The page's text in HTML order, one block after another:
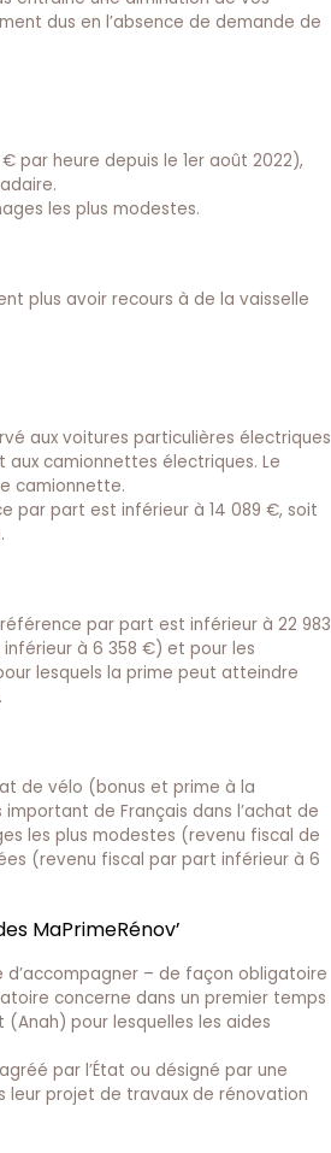
dus en l’absence de demande de
par heure depuis le 1er août 2022),
les plus modestes.
plus avoir recours à de la vaisselle
aux voitures particulières électriques
camionnettes électriques. Le
camionnette.
par part est inférieur à 14 089 €, soit
par part est inférieur à 22 983
à 6 358 €) et pour les
lesquels la prime peut atteindre
de vélo (bonus et prime à la
de Français dans l’achat de
les plus modestes (revenu fiscal de
(revenu fiscal par part inférieur à 6
MaPrimeRénov’
d’accompagner – de façon obligatoire
concerne dans un premier temps
pour lesquelles les aides
par l’État ou désigné par une
leur projet de travaux de rénovation